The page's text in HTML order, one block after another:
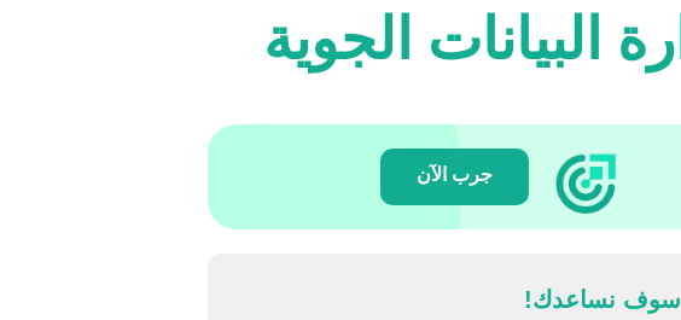
جرب الآن
سوف نساعدك!